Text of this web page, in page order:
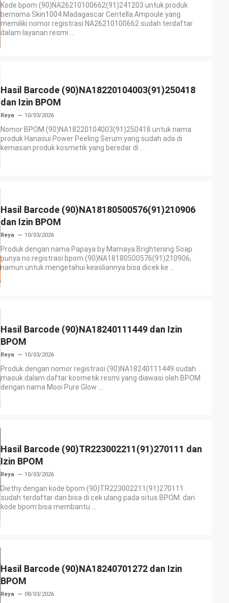
Kode bpom (90)NA26210100662(91)241203 untuk produk
bernama Skin1004 Madagascar Centella Ampoule yang
memiliki nomor registrasi NA26210100662 sudah terdaftar
dalam layanan resmi ...
Hasil Barcode (90)NA18220104003(91)250418
dan Izin BPOM
Reya 10/03/2026
Nomor BPOM (90)NA18220104003(91)250418 untuk nama
produk Hanasui Power Peeling Serum yang sudah ada di
kemasan produk kosmetik yang beredar di ...
Hasil Barcode (90)NA18180500576(91)210906
dan Izin BPOM
Reya 10/03/2026
Produk dengan nama Papaya by Mamaya Brightening Soap
punya no registrasi bpom (90)NA18180500576(91)210906,
namun untuk mengetahui keasliannya bisa dicek ke ...
Hasil Barcode (90)NA18240111449 dan Izin
BPOM
Reya 10/03/2026
Produk dengan nomor registrasi (90)NA18240111449 sudah
masuk dalam daftar kosmetik resmi yang diawasi oleh BPOM
dengan nama Mooi Pure Glow ...
Hasil Barcode (90)TR223002211(91)270111 dan
Izin BPOM
Reya 10/03/2026
Diethy dengan kode bpom (90)TR223002211(91)270111
sudah terdaftar dan bisa di cek ulang pada situs BPOM. dari
kode bpom bisa membantu ...
Hasil Barcode (90)NA18240701272 dan Izin
BPOM
Reya 08/03/2026